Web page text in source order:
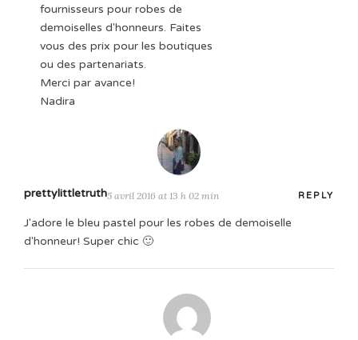
fournisseurs pour robes de
demoiselles d'honneurs. Faites
vous des prix pour les boutiques
ou des partenariats.
Merci par avance!
Nadira
prettylittletruth5 avril 2016 at 13 h 02 min REPLY
J'adore le bleu pastel pour les robes de demoiselle
d'honneur! Super chic 🙂